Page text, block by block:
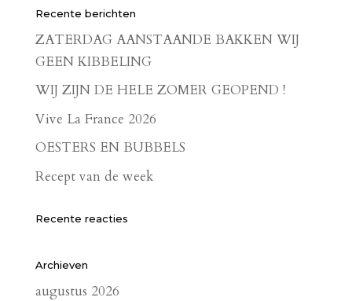
Recente berichten
ZATERDAG AANSTAANDE BAKKEN WIJ
GEEN KIBBELING
WIJ ZIJN DE HELE ZOMER GEOPEND !
Vive La France 2026
OESTERS EN BUBBELS
Recept van de week
Recente reacties
Archieven
augustus 2026